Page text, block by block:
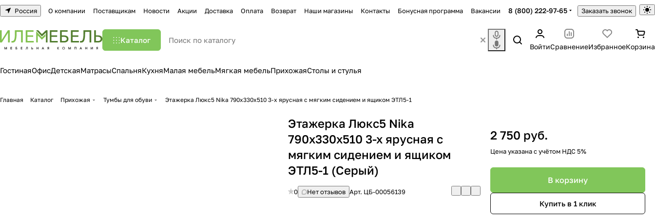
Россия О компании Поставщикам Новости Акции Доставка Оплата Возврат Наши магазины Контакты Бонусная программа Вакансии 8 (800) 222-97-65 Заказать звонок
Каталог
ВойтиСравнениеИзбранноеКорзина
ГостинаяОфисДетскаяМатрасыСпальняКухняМалая мебельМягкая мебельПрихожаяСтолы и стулья
Главная Каталог Прихожая Тумбы для обуви Этажерка Люкс5 Nika 790х330х510 3-х ярусная с мягким сидением и ящиком ЭТЛ5-1
Этажерка Люкс5 Nika
790х330х510 3-х ярусная с
мягким сидением и ящиком
ЭТЛ5-1 (Серый)
0 Нет отзывов Арт. ЦБ-00056139
2 750 руб.
Цена указана с учётом НДС 5%
В корзину
Купить в 1 клик